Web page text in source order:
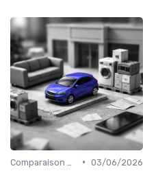
• 03/06/2026